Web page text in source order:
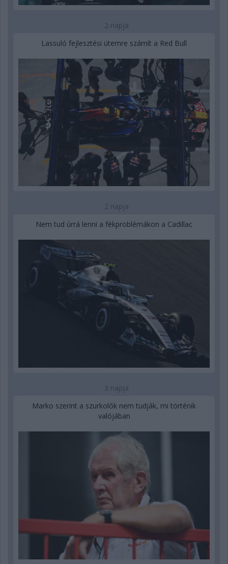
2 napja
Lassuló fejlesztési ütemre számít a Red Bull
2 napja
Nem tud úrrá lenni a fékproblémákon a Cadillac
3 napja
Marko szerint a szurkolók nem tudják, mi történik
valójában